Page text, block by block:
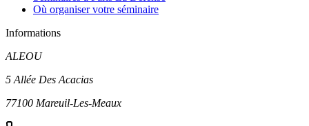
Où organiser votre séminaire
Informations
ALEOU
5 Allée Des Acacias
77100 Mareuil-Les-Meaux